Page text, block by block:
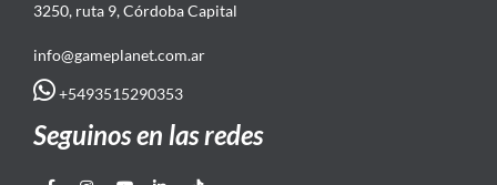
3250, ruta 9, Córdoba Capital
info@gameplanet.com.ar
+5493515290353
Seguinos en las redes